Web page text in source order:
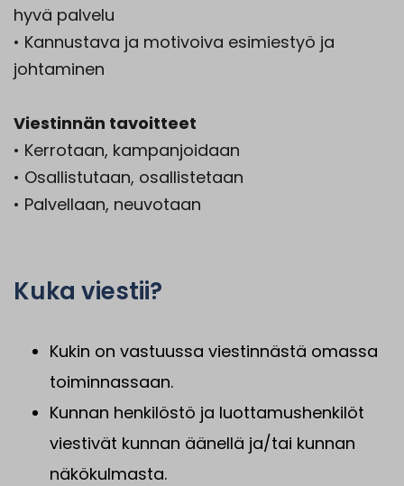
hyvä palvelu
• Kannustava ja motivoiva esimiestyö ja
johtaminen
Viestinnän tavoitteet
• Kerrotaan, kampanjoidaan
• Osallistutaan, osallistetaan
• Palvellaan, neuvotaan
Kuka viestii?
Kukin on vastuussa viestinnästä omassa
toiminnassaan.
Kunnan henkilöstö ja luottamushenkilöt
viestivät kunnan äänellä ja/tai kunnan
näkökulmasta.